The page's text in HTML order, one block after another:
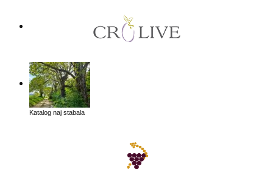
Katalog naj stabala